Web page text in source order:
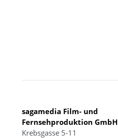
sagamedia Film- und
Fernsehproduktion GmbH
Krebsgasse 5-11